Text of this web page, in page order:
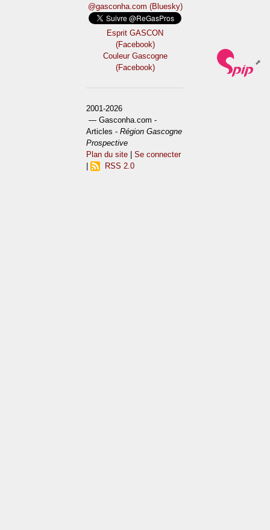
@gasconha.com (Bluesky)
Esprit GASCON
(Facebook)
Couleur Gascogne
(Facebook)
2001-2026
— Gasconha.com -
Articles -Région Gascogne
Prospective
Plan du site |Se connecter
RSS 2.0